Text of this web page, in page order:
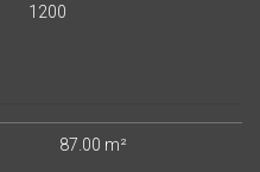
1200
87 .00 m²